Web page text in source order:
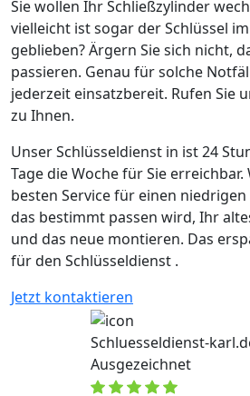
Sie wollen Ihr Schließzylinder
vielleicht ist sogar der Schlüssel
geblieben? Ärgern Sie sich nicht,
passieren. Genau für solche
jederzeit einsatzbereit. Rufen Sie
zu Ihnen.
Unser Schlüsseldienst in ist 24
Tage die Woche für Sie
besten Service für einen niedrigen
das bestimmt passen wird, Ihr
und das neue montieren. Das
für den Schlüsseldienst .
Jetzt kontaktieren
Schluesseldienst-
Ausgezeichnet